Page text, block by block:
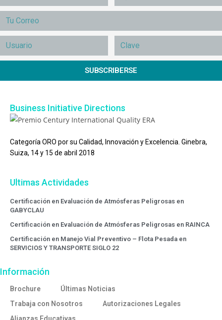
SUBSCRIBERSE
Business Initiative Directions
Categoría ORO por su Calidad, Innovación y Excelencia. Ginebra,
Suiza, 14 y 15 de abril 2018
Ultimas Actividades
Certificación en Evaluación de Atmósferas Peligrosas en
GABYCLAU
Certificación en Evaluación de Atmósferas Peligrosas en RAINCA
Certificación en Manejo Vial Preventivo – Flota Pesada en
SERVICIOS Y TRANSPORTE SIGLO 22
Información
Brochure
Últimas Noticias
Trabaja con Nosotros
Autorizaciones Legales
Alianzas Educativas